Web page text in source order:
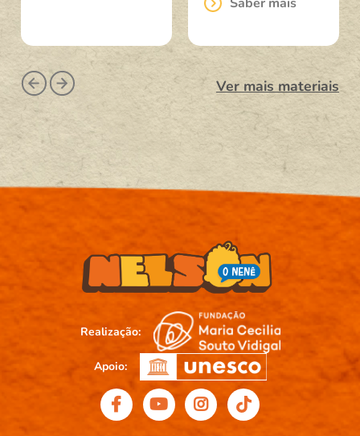
Ver mais materiais
Realização:
Apoio: